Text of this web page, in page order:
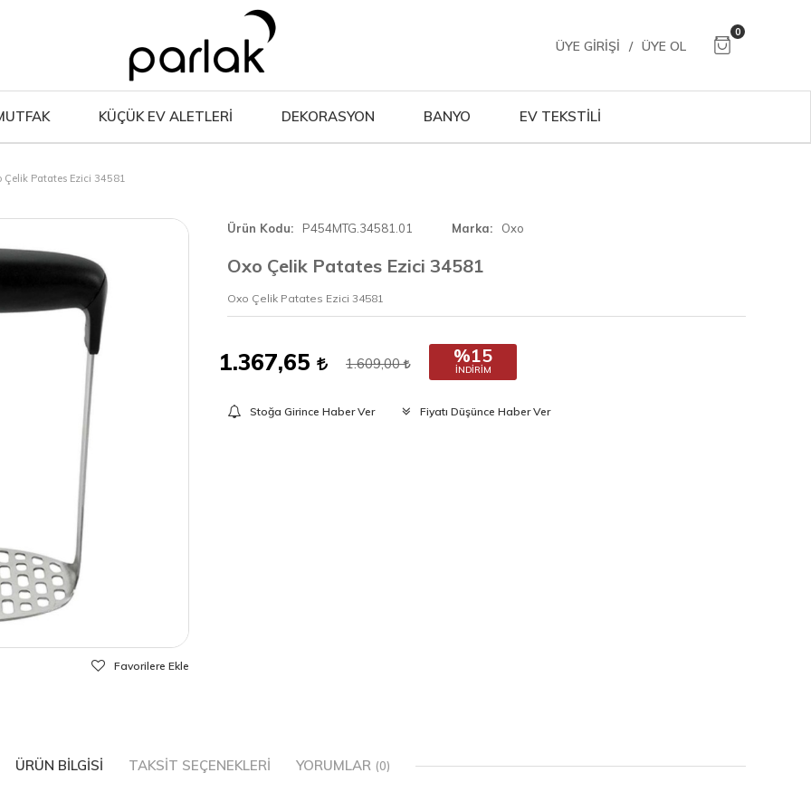
ÜYE GIRIŞI / ÜYE OL
0
KÜÇÜK EV ALETLERİ DEKORASYON BANYO EV TEKSTİLİ
Çelik Patates Ezici 34581
Favorilere Ekle
Ürün Kodu P454MTG.34581.01 Marka Oxo
Oxo Çelik Patates Ezici 34581
Oxo Çelik Patates Ezici 34581
1.367,65 1.609,00 %15
İNDIRIM
Stoğa Girince Haber Ver Fiyatı Düşünce Haber Ver
ÜRÜN BILGISI TAKSIT SEÇENEKLERI YORUMLAR (0)